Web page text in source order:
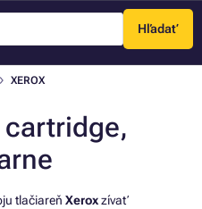
Hľadať
Menu
XEROX
cartridge,
tlačiareň Xeroxzívať